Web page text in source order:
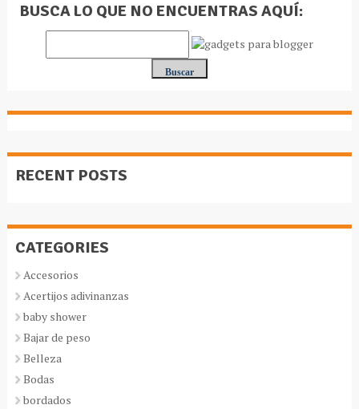
BUSCA LO QUE NO ENCUENTRAS AQUÍ:
RECENT POSTS
CATEGORIES
Accesorios
Acertijos adivinanzas
baby shower
Bajar de peso
Belleza
Bodas
bordados